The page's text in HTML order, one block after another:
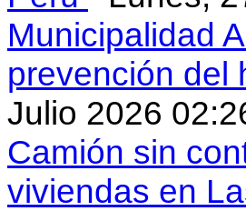
Municipalidad
prevención del
Julio 2026
Camión sin
viviendas en